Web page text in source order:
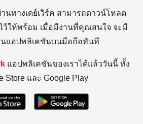
นทางเดย์เวิร์ค สามารถดาวน์โหลด
ว้ให้พร้อม เมื่อมีงานที่คุณสนใจ จะมี
นแอปพลิเคชันบนมือถือทันที
แอปพลิเคชันของเราได้แล้ววันนี้ ทั้ง
Store และ Google Play